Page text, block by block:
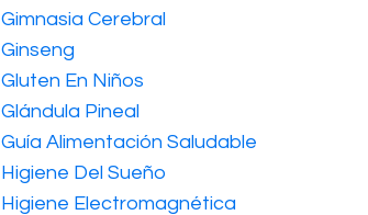
Gimnasia Cerebral
Ginseng
Gluten En Niños
Glándula Pineal
Guía Alimentación Saludable
Higiene Del Sueño
Higiene Electromagnética